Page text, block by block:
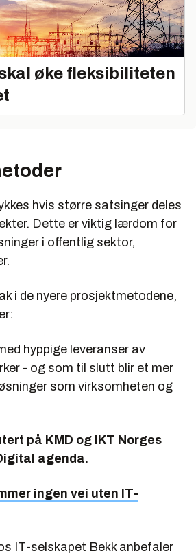
øke fleksibiliteten
hvis større satsinger deles
Dette er viktig lærdom for
i offentlig sektor,
i de nyere prosjektmetodene,
hyppige leveranser av
- og som til slutt blir et mer
som virksomheten og
på KMD og IKT Norges
agenda.
ingen vei uten IT-
IT-selskapet Bekk anbefaler